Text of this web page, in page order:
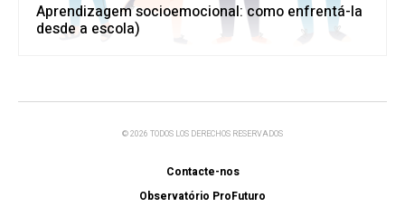
Aprendizagem socioemocional: como enfrentá-la
desde a escola)
© 2026 TODOS LOS DERECHOS RESERVADOS
Contacte-nos
Observatório ProFuturo